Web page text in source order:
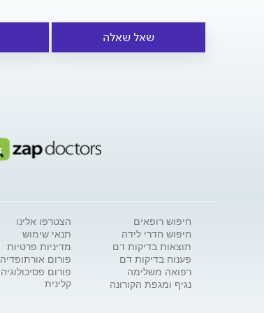
שאל שאלה
חיפוש רופאים
חיפוש חדרי לידה
תוצאות בדיקות דם
פענוח בדיקות דם
רפואה משלימה
נגיף ומגפת הקורונה
הצטרפו אלינו
תנאי שימוש
מדיניות פרטיות
פורום אורתופדיה
פורום פסיכולוגיה
קלינית